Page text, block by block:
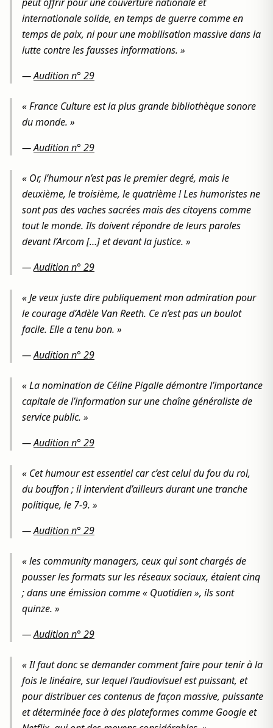
internationale solide, en temps de guerre comme en
temps de paix, ni pour une mobilisation massive dans la
lutte contre les fausses informations. »
—Audition n° 29
« France Culture est la plus grande bibliothèque sonore
du monde. »
—Audition n° 29
« Or, l’humour n’est pas le premier degré, mais le
deuxième, le troisième, le quatrième ! Les humoristes ne
sont pas des vaches sacrées mais des citoyens comme
tout le monde. Ils doivent répondre de leurs paroles
devant l’Arcom […] et devant la justice. »
—Audition n° 29
« Je veux juste dire publiquement mon admiration pour
le courage d’Adèle Van Reeth. Ce n’est pas un boulot
facile. Elle a tenu bon. »
—Audition n° 29
« La nomination de Céline Pigalle démontre l’importance
capitale de l’information sur une chaîne généraliste de
service public. »
—Audition n° 29
« Cet humour est essentiel car c’est celui du fou du roi,
du bouffon ; il intervient d’ailleurs durant une tranche
politique, le 7-9. »
—Audition n° 29
« les community managers, ceux qui sont chargés de
pousser les formats sur les réseaux sociaux, étaient cinq
; dans une émission comme « Quotidien », ils sont
quinze. »
—Audition n° 29
« Il faut donc se demander comment faire pour tenir à la
fois le linéaire, sur lequel l’audiovisuel est puissant, et
pour distribuer ces contenus de façon massive, puissante
et déterminée face à des plateformes comme Google et